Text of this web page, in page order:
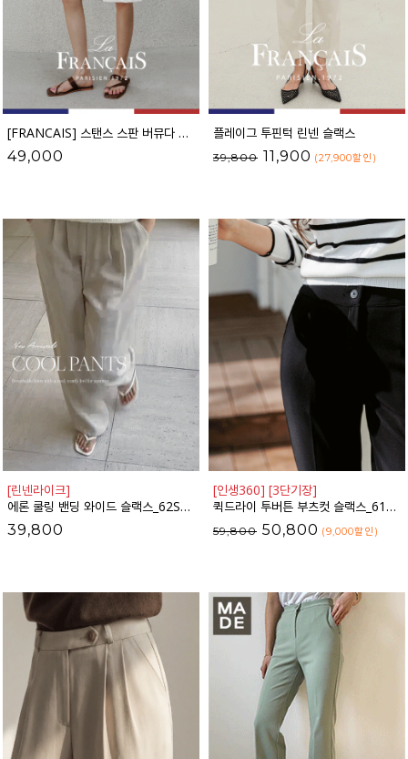
[FRANCAIS] 스탠스 스판 버뮤다 슬랙스_F6H438PT
49,000
플레이그 투핀턱 린넨 슬랙스
39,800 11,900 (27,900할인 )
[린넨라이크]
에론 쿨링 밴딩 와이드 슬랙스_62SL2156
39,800
[인생360] [3단기장]
퀵드라이 투버튼 부츠컷 슬랙스_61SL1728
59,800 50,800 (9,000할인 )